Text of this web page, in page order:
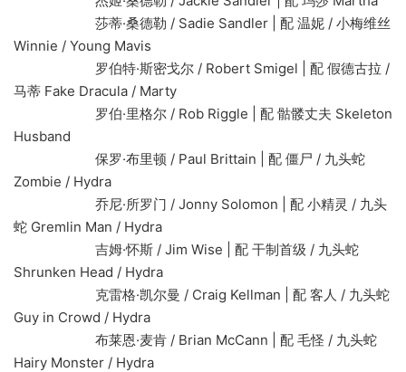
莎蒂·桑德勒 / Sadie Sandler | 配 温妮 / 小梅维丝
Winnie / Young Mavis
罗伯特·斯密戈尔 / Robert Smigel | 配 假德古拉 /
马蒂 Fake Dracula / Marty
罗伯·里格尔 / Rob Riggle | 配 骷髅丈夫 Skeleton
Husband
保罗·布里顿 / Paul Brittain | 配 僵尸 / 九头蛇
Zombie / Hydra
乔尼·所罗门 / Jonny Solomon | 配 小精灵 / 九头
蛇 Gremlin Man / Hydra
吉姆·怀斯 / Jim Wise | 配 干制首级 / 九头蛇
Shrunken Head / Hydra
克雷格·凯尔曼 / Craig Kellman | 配 客人 / 九头蛇
Guy in Crowd / Hydra
布莱恩·麦肯 / Brian McCann | 配 毛怪 / 九头蛇
Hairy Monster / Hydra